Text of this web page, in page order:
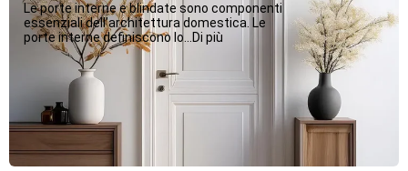
Le porte interne e blindate sono componenti
essenziali dell’architettura domestica. Le
porte interne definiscono lo...Di più